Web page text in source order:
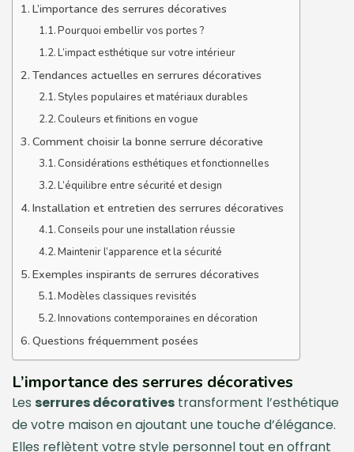
L’importance des serrures décoratives
Pourquoi embellir vos portes ?
L’impact esthétique sur votre intérieur
Tendances actuelles en serrures décoratives
Styles populaires et matériaux durables
Couleurs et finitions en vogue
Comment choisir la bonne serrure décorative
Considérations esthétiques et fonctionnelles
L’équilibre entre sécurité et design
Installation et entretien des serrures décoratives
Conseils pour une installation réussie
Maintenir l’apparence et la sécurité
Exemples inspirants de serrures décoratives
Modèles classiques revisités
Innovations contemporaines en décoration
Questions fréquemment posées
L’importance des serrures décoratives
Les serrures décoratives transforment l’esthétique
de votre maison en ajoutant une touche d’élégance.
Elles reflètent votre style personnel tout en offrant